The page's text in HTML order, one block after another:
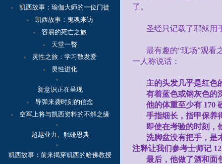
凯西故事：瑜伽大师的一位门徒
凯西故事：鬼魂来访
容易的死亡之旅
天堂一瞥
灵性之旅：学习散发爱
灵性进化
新意识正在呈现
导弹来袭时刻的信念
空军上将与凯西资料的不解之缘
超越业力、触碰恩典
凯西故事： 前来揭穿凯西的哈佛教授
了。
圣经只记载了耶稣用
最有趣的“现场”观看
一人称说话：
主的头发几乎是红色
有着蓝色或钢灰色的
他的体重至少有 170
手指细长，指甲保养
即使在考验的时刻，
洗脚盆没有把手，是
注释让我们参考士师记
最后，他做了酒和面